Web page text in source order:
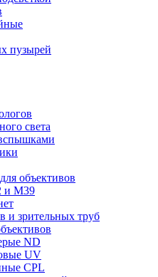
пузырей
света
объективов
и М39
и зрительных труб
ND
UV
CPL